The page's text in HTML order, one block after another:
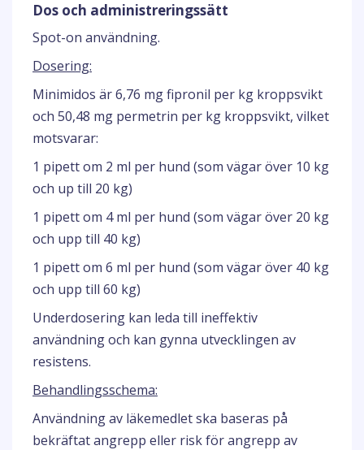
Dos och administreringssätt
Spot-on användning.
Dosering:
Minimidos är 6,76 mg fipronil per kg kroppsvikt
och 50,48 mg permetrin per kg kroppsvikt, vilket
motsvarar:
1 pipett om 2 ml per hund (som vägar över 10 kg
och up till 20 kg)
1 pipett om 4 ml per hund (som vägar över 20 kg
och upp till 40 kg)
1 pipett om 6 ml per hund (som vägar över 40 kg
och upp till 60 kg)
Underdosering kan leda till ineffektiv
användning och kan gynna utvecklingen av
resistens.
Behandlingsschema:
Användning av läkemedlet ska baseras på
bekräftat angrepp eller risk för angrepp av